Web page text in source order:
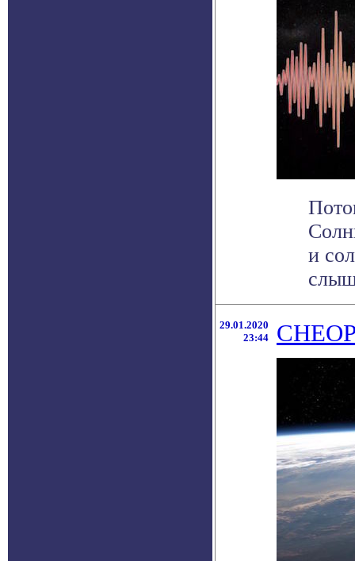
и
29.01.2020
23:44